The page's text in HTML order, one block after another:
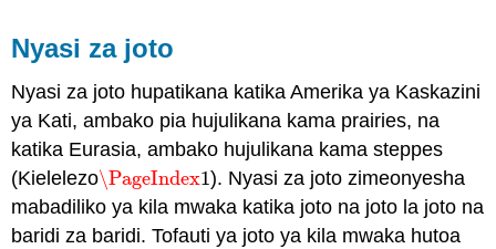
Nyasi za joto
Nyasi za joto hupatikana katika Amerika ya Kaskazini
ya Kati, ambako pia hujulikana kama prairies, na
katika Eurasia, ambako hujulikana kama steppes
(Kielelezo\PageIndex1
\PageIndex1). Nyasi za joto zimeonyesha
mabadiliko ya kila mwaka katika joto na joto la joto na
baridi za baridi. Tofauti ya joto ya kila mwaka hutoa